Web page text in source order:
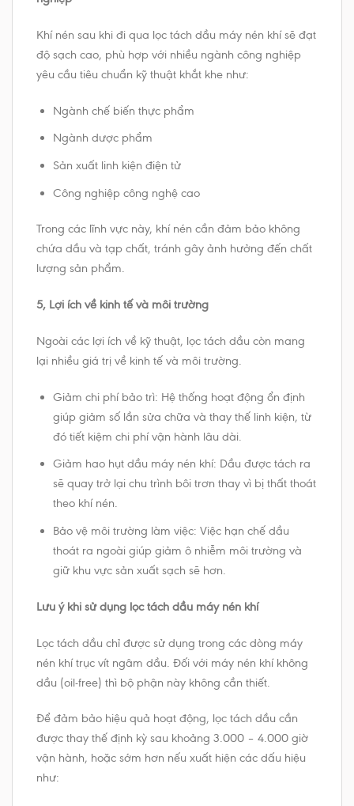
Khí nén sau khi đi qua lọc tách dầu máy nén khí sẽ đạt
độ sạch cao, phù hợp với nhiều ngành công nghiệp
yêu cầu tiêu chuẩn kỹ thuật khắt khe như:
Ngành chế biến thực phẩm
Ngành dược phẩm
Sản xuất linh kiện điện tử
Công nghiệp công nghệ cao
Trong các lĩnh vực này, khí nén cần đảm bảo không
chứa dầu và tạp chất, tránh gây ảnh hưởng đến chất
lượng sản phẩm.
5, Lợi ích về kinh tế và môi trường
Ngoài các lợi ích về kỹ thuật, lọc tách dầu còn mang
lại nhiều giá trị về kinh tế và môi trường.
Giảm chi phí bảo trì: Hệ thống hoạt động ổn định
giúp giảm số lần sửa chữa và thay thế linh kiện, từ
đó tiết kiệm chi phí vận hành lâu dài.
Giảm hao hụt dầu máy nén khí: Dầu được tách ra
sẽ quay trở lại chu trình bôi trơn thay vì bị thất thoát
theo khí nén.
Bảo vệ môi trường làm việc: Việc hạn chế dầu
thoát ra ngoài giúp giảm ô nhiễm môi trường và
giữ khu vực sản xuất sạch sẽ hơn.
Lưu ý khi sử dụng lọc tách dầu máy nén khí
Lọc tách dầu chỉ được sử dụng trong các dòng máy
nén khí trục vít ngâm dầu. Đối với máy nén khí không
dầu (oil-free) thì bộ phận này không cần thiết.
Để đảm bảo hiệu quả hoạt động, lọc tách dầu cần
được thay thế định kỳ sau khoảng 3.000 – 4.000 giờ
vận hành, hoặc sớm hơn nếu xuất hiện các dấu hiệu
như: